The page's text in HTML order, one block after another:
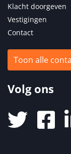
Klacht doorgeven
Vestigingen
Contact
Toon alle
Volg ons